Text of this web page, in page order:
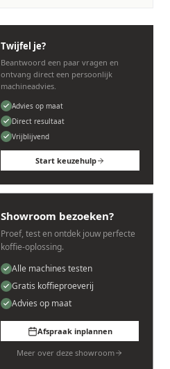
Twijfel je?
Beantwoord een paar vragen en
ontvang direct een persoonlijk
machineadvies.
Advies op maat
Direct resultaat
Vrijblijvend
Start keuzehulp
Showroom bezoeken?
Proef, test en ontdek jouw perfecte
koffie-oplossing.
Alle machines testen
Gratis koffieproeverij
Advies op maat
Afspraak inplannen
Meer over deze showroom